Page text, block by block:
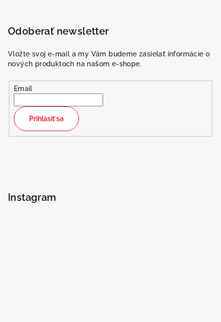
Odoberať newsletter
Vložte svoj e-mail a my Vám budeme zasielať informácie o
nových produktoch na našom e-shope.
Email
Prihlásiť sa
Instagram